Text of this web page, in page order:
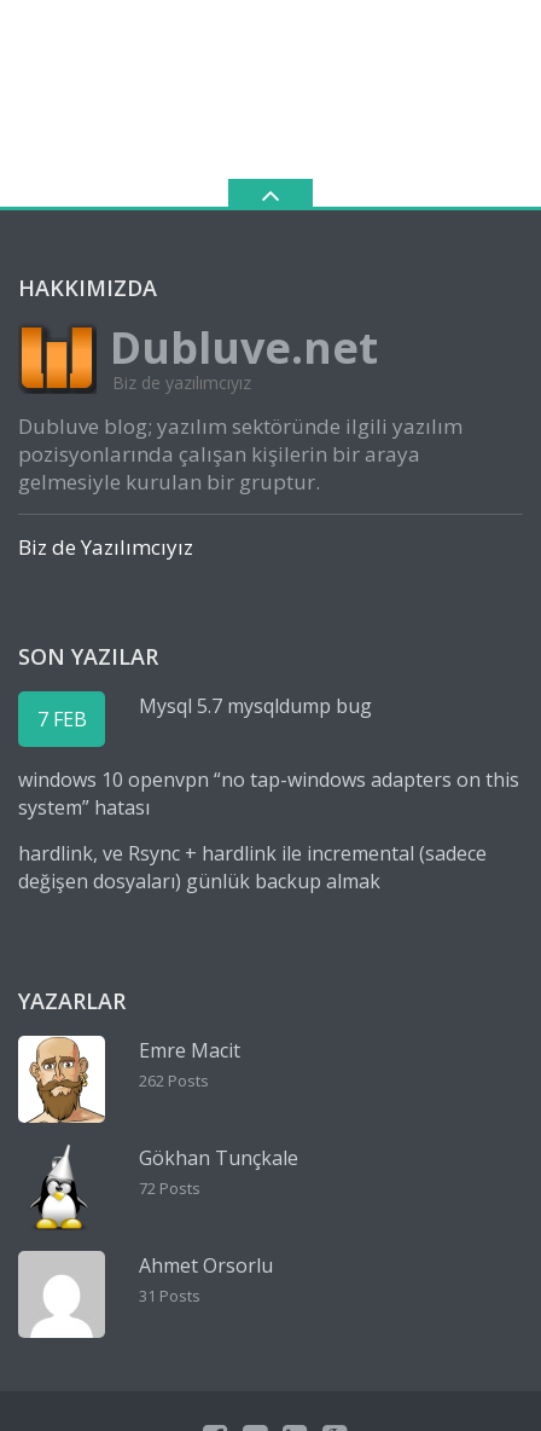
HAKKIMIZDA
Dubluve.net
Biz de yazılımcıyız
Dubluve blog; yazılım sektöründe ilgili yazılım
pozisyonlarında çalışan kişilerin bir araya
gelmesiyle kurulan bir gruptur.
Biz de Yazılımcıyız
SON YAZILAR
7 FEB Mysql 5.7 mysqldump bug
windows 10 openvpn “no tap-windows adapters on this
system” hatası
hardlink, ve Rsync + hardlink ile incremental (sadece
değişen dosyaları) günlük backup almak
YAZARLAR
Emre Macit
262 Posts
Gökhan Tunçkale
72 Posts
Ahmet Orsorlu
31 Posts